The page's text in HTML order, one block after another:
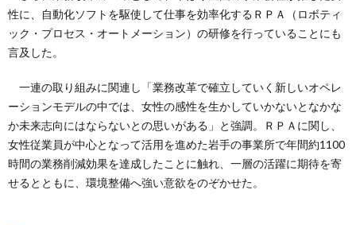
性に、自動化ソフトを駆使して仕事を効率化するＲＰＡ（ロボティ
ック・プロセス・オートメーション）の研修を行っていることにも
言及した。
一連の取り組みに関連し「業務改革で確立していく新しいオペレ
ーションモデルの中では、女性の感性を生かしていかないとなかな
か未来志向にはならないとの思いがある」と強調。ＲＰＡに関し、
女性従業員が中心となって活用を進めた岩手の事業所で年間約1100
時間の業務削減効果を達成したことに触れ、一層の活躍に期待を寄
せるとともに、環境整備へ強い意欲をのぞかせた。